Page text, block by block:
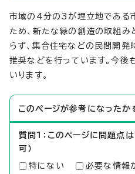
市域の4分の3が埋立地である
ため、新たな緑の創造の取組み
らず、集合住宅などの民間開
推奨などを行っています。今後
いります。
このページが参考になったか
質問1：このページに問題点
可）
特にない 必要な情報